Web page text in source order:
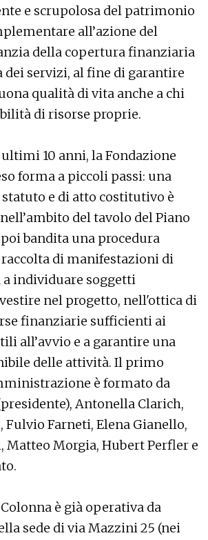
e scrupolosa del patrimonio
all’azione del
della copertura finanziaria
dei servizi, al fine di garantire
qualità di vita anche a chi
di risorse proprie.
10 anni, la Fondazione
forma a piccoli passi: una
e di atto costitutivo è
del tavolo del Piano
bandita una procedura
di manifestazioni di
a individuare soggetti
nel progetto, nell'ottica di
finanziarie sufficienti ai
all’avvio e a garantire una
delle attività. Il primo
è formato da
Antonella Clarich,
Fulvio Farneti, Elena Gianello,
Morgia, Hubert Perfler e
è già operativa da
sede di via Mazzini 25 (nei